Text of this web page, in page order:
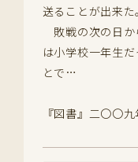
送ることが出来た
敗戦の次の日か
は小学校一年生
とで…
『図書』二〇〇